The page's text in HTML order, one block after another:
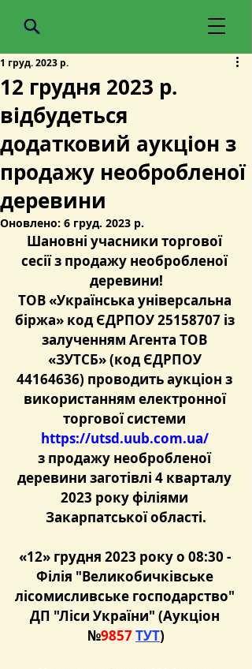
12 грудня 2023 р.
відбудеться
додатковий аукціон з
продажу необробленої
деревини
1 груд. 2023 р.
Оновлено: 6 груд. 2023 р.
Шановні учасники торгової
сесії з продажу необробленої
деревини!
ТОВ «Українська універсальна
біржа» код ЄДРПОУ 25158707 із
залученням Агента ТОВ
«ЗУТСБ» (код ЄДРПОУ
44164636) проводить аукціон з
використанням електронної
торгової системи
https://utsd.uub.com.ua/
з продажу необробленої
деревини заготівлі 4 кварталу
2023 року філіями
Закарпатської області.
«12» грудня 2023 року о 08:30 -
Філія "Великобичківське
лісомисливське господарство"
ДП "Ліси України" (Аукціон
№9857 ТУТ)